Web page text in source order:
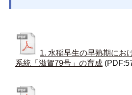
1. 水稲早生の早熟期にお
系統「滋賀79号」の育成